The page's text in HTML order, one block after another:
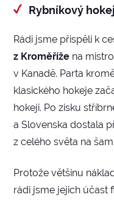
Rybníkový
Rádi jsme přispěli k
z Kroměříže na
v Kanadě. Parta
klasického hokeje
hokeji. Po zisku
a Slovenska dostala
z celého světa na
Protože většinu
rádi jsme jejich účast